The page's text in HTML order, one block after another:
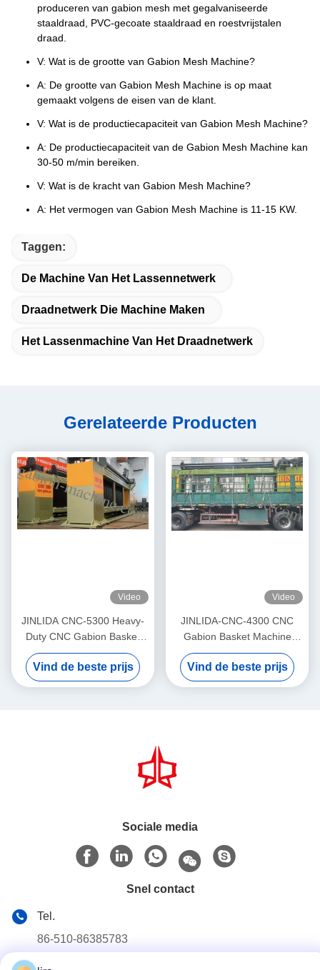
produceren van gabion mesh met gegalvaniseerde
staaldraad, PVC-gecoate staaldraad en roestvrijstalen
draad.
V: Wat is de grootte van Gabion Mesh Machine?
A: De grootte van Gabion Mesh Machine is op maat
gemaakt volgens de eisen van de klant.
V: Wat is de productiecapaciteit van Gabion Mesh Machine?
A: De productiecapaciteit van de Gabion Mesh Machine kan
30-50 m/min bereiken.
V: Wat is de kracht van Gabion Mesh Machine?
A: Het vermogen van Gabion Mesh Machine is 11-15 KW.
Taggen:
De Machine Van Het Lassennetwerk
Draadnetwerk Die Machine Maken
Het Lassenmachine Van Het Draadnetwerk
Gerelateerde Producten
Video
JINLIDA CNC-5300 Heavy-
Duty CNC Gabion Basket
Welding Machine 5300mm
Width Double Twist Mesh
Production Equipment
Vind de beste prijs
Video
JINLIDA-CNC-4300 CNC
Gabion Basket Machine
4300mm Working Width
Servo-Driven Double Twist
Mesh Equipment
Vind de beste prijs
Sociale media
Snel contact
Tel.
86-510-86385783
E-mail